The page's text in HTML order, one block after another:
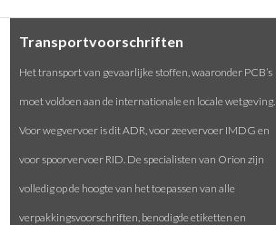
Transportvoorschriften
Het transport van gevaarlijke stoffen, waaronder PCB’s
moet voldoen aan de internationale en locale wetgeving.
Voor wegvervoer is dit ADR, voor zeevervoer IMDG en
voor spoorvervoer RID. De specialisten van Orion zijn
volledig op de hoogte van het toepassen van alle
verpakkingsvoorschriften, benodigde etiketten en